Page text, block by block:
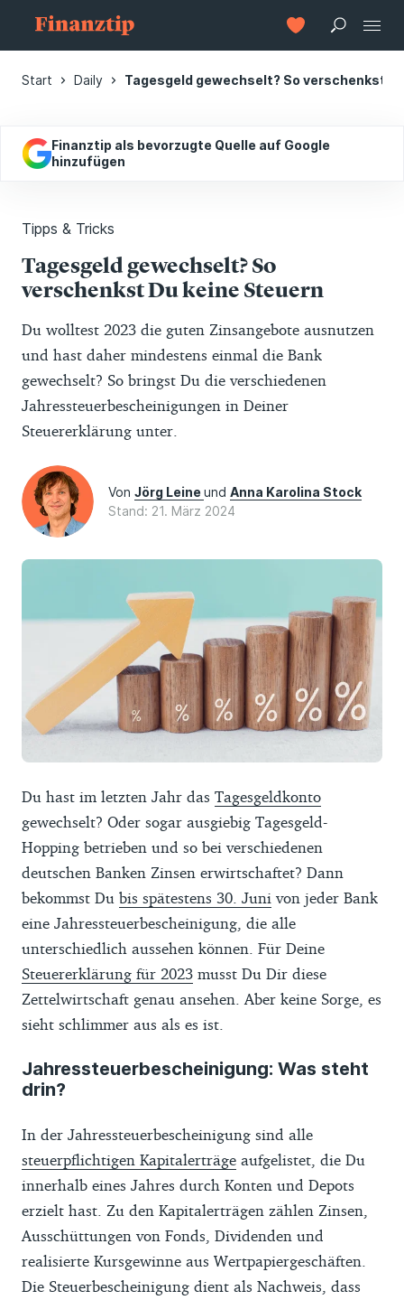
Start Daily Tagesgeld gewechselt? So verschenkst
Finanztip als bevorzugte Quelle auf Google
hinzufügen
Tipps & Tricks
Tagesgeld gewechselt? So
verschenkst Du keine Steuern
Du wolltest 2023 die guten Zinsangebote ausnutzen
und hast daher mindestens einmal die Bank
gewechselt? So bringst Du die verschiedenen
Jahressteuerbescheinigungen in Deiner
Steuererklärung unter.
Von Jörg Leineund Anna Karolina Stock
Stand: 21. März 2024
Du hast im letzten Jahr das Tagesgeldkonto
gewechselt? Oder sogar ausgiebig Tagesgeld-
Hopping betrieben und so bei verschiedenen
deutschen Banken Zinsen erwirtschaftet? Dann
bekommst Du bis spätestens 30. Juni von jeder Bank
eine Jahressteuerbescheinigung, die alle
unterschiedlich aussehen können. Für Deine
Steuererklärung für 2023 musst Du Dir diese
Zettelwirtschaft genau ansehen. Aber keine Sorge, es
sieht schlimmer aus als es ist.
Jahressteuerbescheinigung: Was steht
drin?
In der Jahressteuerbescheinigung sind alle
steuerpflichtigen Kapitalerträge aufgelistet, die Du
innerhalb eines Jahres durch Konten und Depots
erzielt hast. Zu den Kapitalerträgen zählen Zinsen,
Ausschüttungen von Fonds, Dividenden und
realisierte Kursgewinne aus Wertpapiergeschäften.
Die Steuerbescheinigung dient als Nachweis, dass